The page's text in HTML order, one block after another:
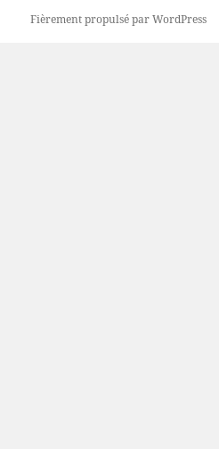
Fièrement propulsé par WordPress